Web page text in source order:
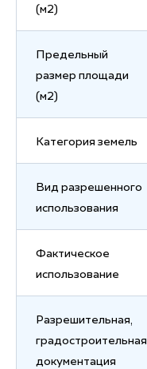
(м2)
Предельный
размер площади
(м2)
Категория земель
Вид разрешенного
использования
Фактическое
использование
Разрешительная,
градостроительная
документация